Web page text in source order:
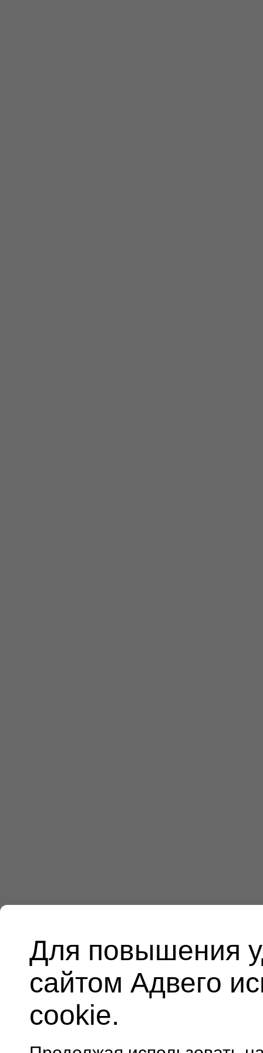
Для повышения
сайтом Адвего
cookie.